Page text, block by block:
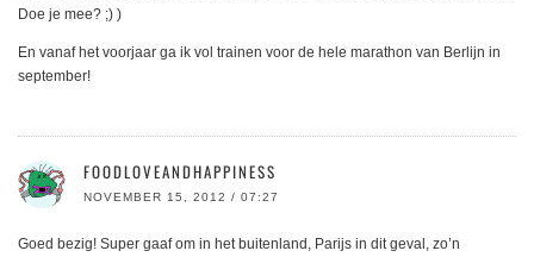
Doe je mee? ;) )
En vanaf het voorjaar ga ik vol trainen voor de hele marathon van Berlijn in
september!
FOODLOVEANDHAPPINESS
NOVEMBER 15, 2012 / 07:27
Goed bezig! Super gaaf om in het buitenland, Parijs in dit geval, zo’n